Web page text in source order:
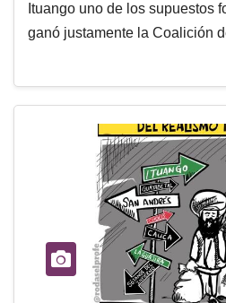
Ituango uno de los supuestos
ganó justamente la Coalición